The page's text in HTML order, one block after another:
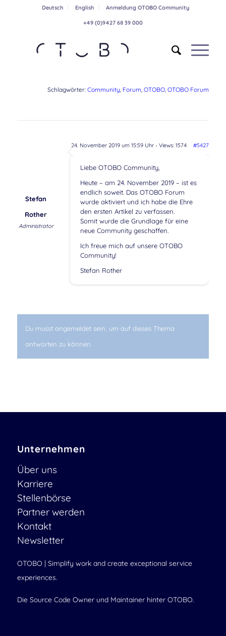
Deutsch English Anmeldung OTOBO Community
+49 (0)9427 68 39 000
Schlagwörter:Community, Forum,OTOBO,OTOBO Forum
24. November 2019 um 15:59 Uhr- Views: 1574 #5427
Stefan
Rother
Administrator
Liebe OTOBO Community,
Heute – am 24. November 2019 – ist es
endlich soweit. Das OTOBO Forum
wurde aktiviert und ich habe die Ehre
den ersten Artikel zu verfassen.
Somit wurde die Grundlage für eine
neue Community geschaffen.
Ich freue mich auf unsere OTOBO
Community!
Stefan Rother
Du musst angemeldet sein, um auf dieses Thema
antworten zu können.
Unternehmen
Über uns
Karriere
Stellenbörse
Partner werden
Kontakt
Newsletter
OTOBO | Simplify work and create exceptional service
experiences.
Die Source Code Owner und Maintainer hinter OTOBO.